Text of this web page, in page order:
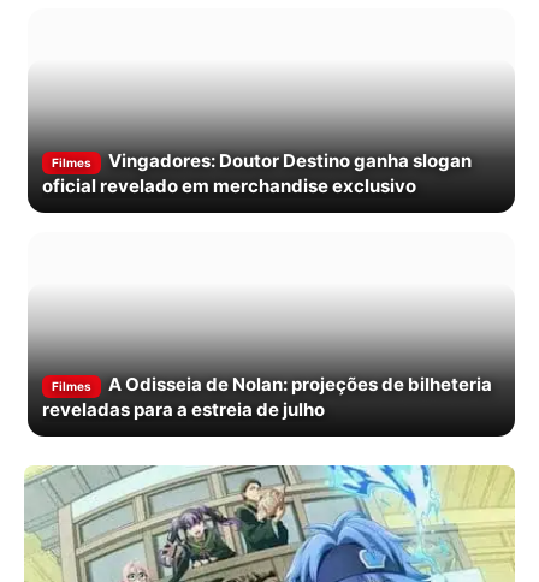
Filmes
Vingadores: Doutor Destino ganha slogan
oficial revelado em merchandise exclusivo
Filmes
A Odisseia de Nolan: projeções de bilheteria
reveladas para a estreia de julho